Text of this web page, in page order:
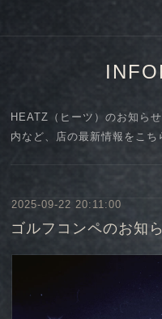
HEATZ（ヒーツ）のお知ら
内など、店の最新情報をこち
2025-09-22 20:11:00
ゴルフコンペのお知